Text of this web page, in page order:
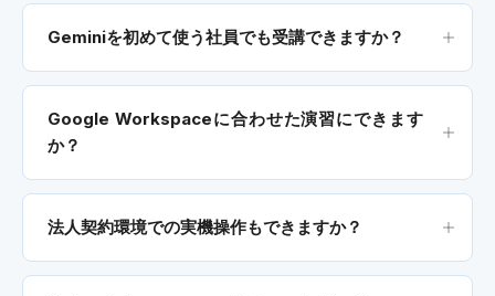
Geminiを初めて使う社員でも受講できますか？
Google Workspaceに合わせた演習にできます
か？
法人契約環境での実機操作もできますか？